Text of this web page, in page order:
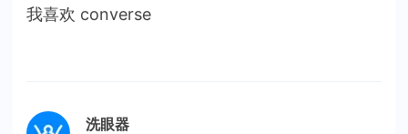
我喜欢 converse
洗眼器